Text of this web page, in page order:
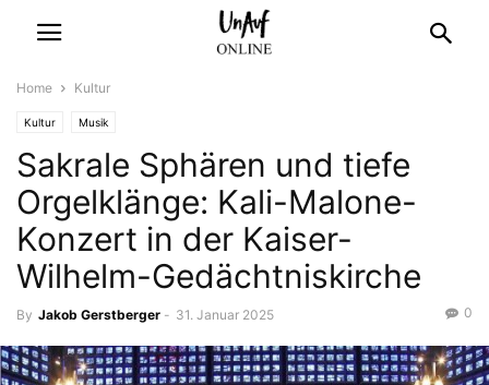
Home Kultur
Kultur Musik
Sakrale Sphären und tiefe
Orgelklänge: Kali-Malone-
Konzert in der Kaiser-
Wilhelm-Gedächtniskirche
By Jakob Gerstberger - 31. Januar 2025 0